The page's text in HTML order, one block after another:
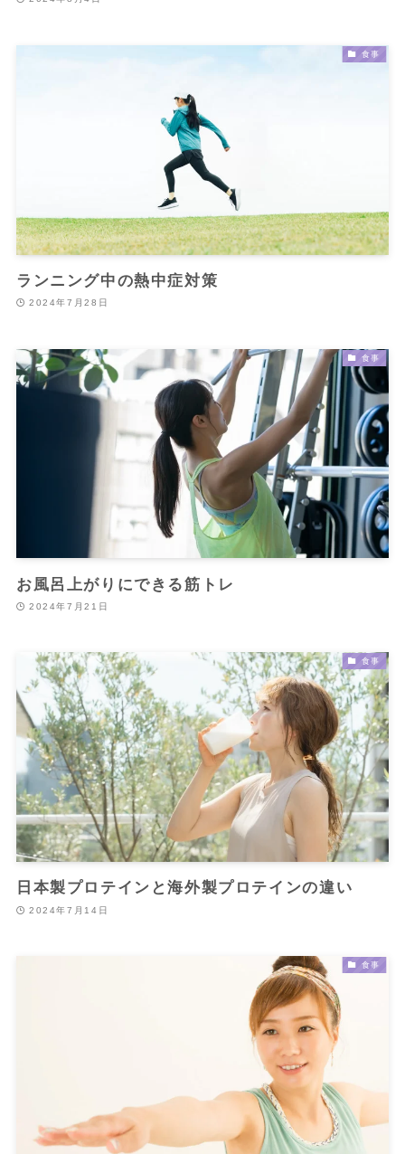
食事
ランニング中の熱中症対策
2024年7月28日
食事
お風呂上がりにできる筋トレ
2024年7月21日
食事
日本製プロテインと海外製プロテインの違い
2024年7月14日
食事